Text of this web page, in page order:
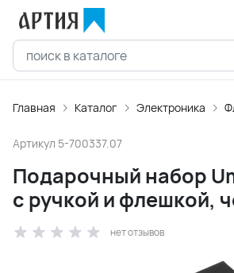
Главная Каталог Электроника
Артикул 5-700337.07
Подарочный набор
с ручкой и флешкой,
нет отзывов